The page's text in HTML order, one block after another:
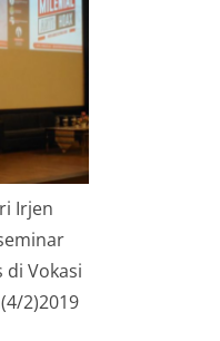
Irjen
di Vokasi
2)2019